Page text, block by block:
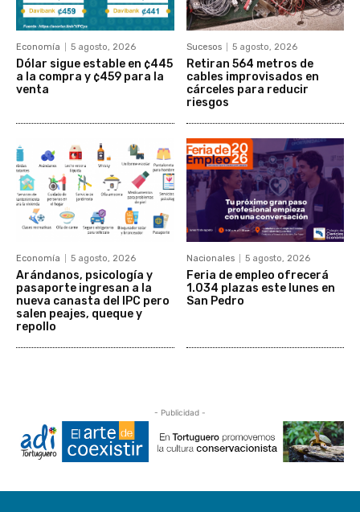
Economía 5 agosto, 2026
Dólar sigue estable en ¢445
a la compra y ¢459 para la
venta
Sucesos 5 agosto, 2026
Retiran 564 metros de
cables improvisados en
cárceles para reducir
riesgos
Economía 5 agosto, 2026
Arándanos, psicología y
pasaporte ingresan a la
nueva canasta del IPC pero
salen peajes, queque y
repollo
Nacionales 5 agosto, 2026
Feria de empleo ofrecerá
1.034 plazas este lunes en
San Pedro
- Publicidad -